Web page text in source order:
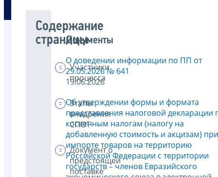
Содержание
страницы
Участники
процесса
Этапы
внедрения
СПОТ
Документ о
предстоящей
поставке
Документы
О доведении информации по ПП от
29.05.2026 № 641
19.06.2026
Об утверждении формы и формата
представления налоговой декларации
косвенным налогам (налогу на
добавленную стоимость и акцизам) при
импорте товаров на территорию
Российской Федерации с территории
государств – членов Евразийского